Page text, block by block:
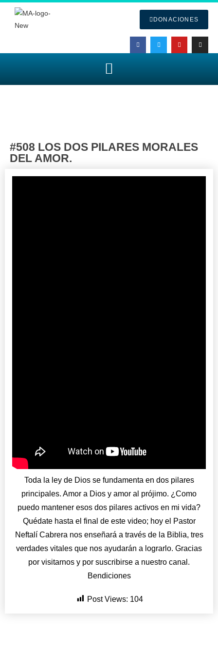
DONACIONES
#508 LOS DOS PILARES MORALES
DEL AMOR.
Toda la ley de Dios se fundamenta en dos pilares
principales. Amor a Dios y amor al prójimo. ¿Como
puedo mantener esos dos pilares activos en mi vida?
Quédate hasta el final de este video; hoy el Pastor
Neftalí Cabrera nos enseñará a través de la Biblia, tres
verdades vitales que nos ayudarán a lograrlo. Gracias
por visitarnos y por suscribirse a nuestro canal.
Bendiciones
Post Views: 104